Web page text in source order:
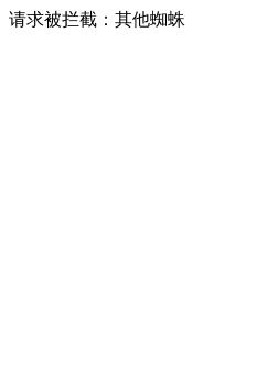
请求被拦截：其他蜘蛛